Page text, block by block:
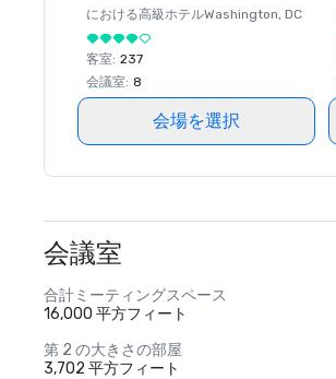
における高級ホテルWashington, DC
客室: 237
会議室: 8
会場を選択
会議室
合計ミーティングスペース
16,000 平方フィート
第 2 の大きさの部屋
3,702 平方フィート